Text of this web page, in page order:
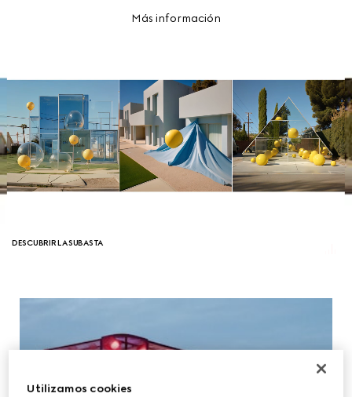
Más información
DESCUBRIR LA SUBASTA
Utilizamos cookies